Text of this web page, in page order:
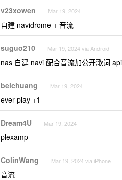
v23xowen Mar 19, 2024
自建 navidrome + 音流
suguo210 Mar 19, 2024 via Android
nas 自建 navi 配合音流加公开歌词
beichuang Mar 19, 2024
ever play +1
Dream4U Mar 19, 2024
plexamp
ColinWang Mar 19, 2024 via iPhone
音流